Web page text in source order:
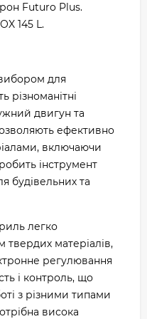
Futuro Plus.
145 L.
для
різноманітні
двигун та
ефективно
включаючи
інструмент
будівельних та
легко
твердих матеріалів,
регулювання
і контроль, що
з різними типами
висока